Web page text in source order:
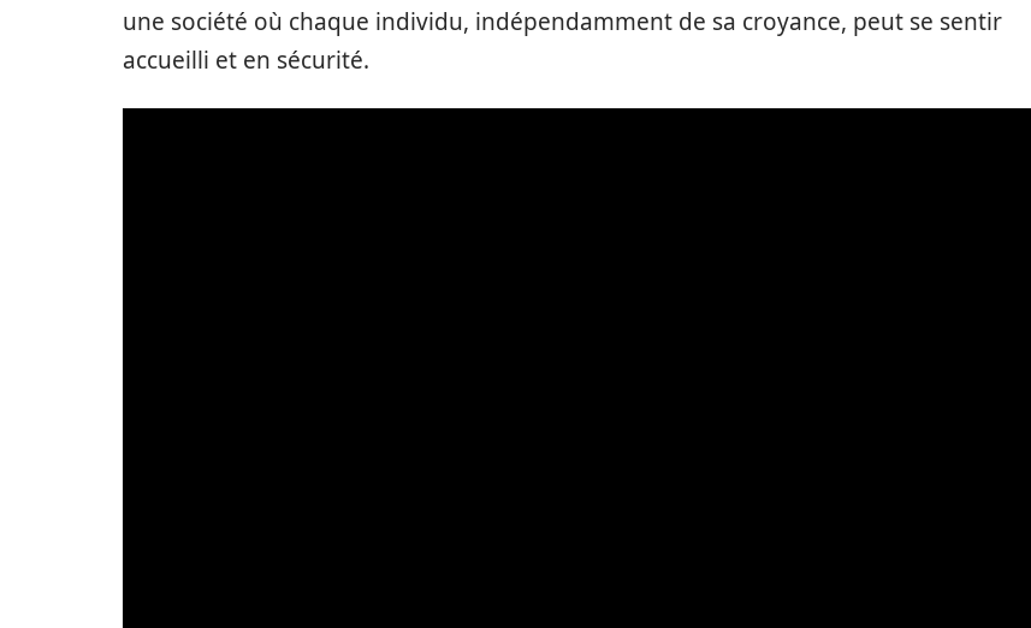
une société où chaque individu, indépendamment de sa croyance, peut se sentir
accueilli et en sécurité.